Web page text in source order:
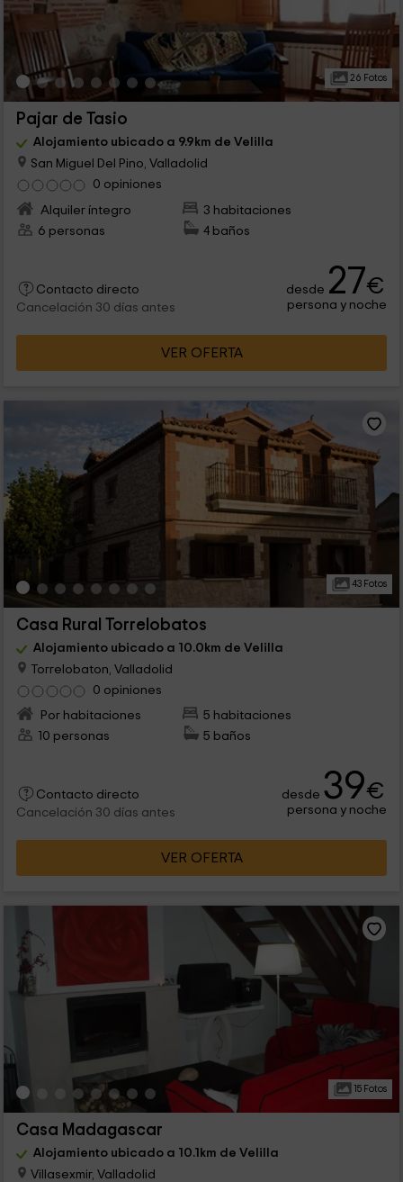
26 Fotos
Pajar de Tasio
Alojamiento ubicado a 9.9km de Velilla
San Miguel Del Pino, Valladolid
0 opiniones
Alquiler íntegro
3 habitaciones
6 personas
4 baños
Contacto directo
Cancelación 30 días antes
desde 27€
persona y noche
VER OFERTA
43 Fotos
Casa Rural Torrelobatos
Alojamiento ubicado a 10.0km de Velilla
Torrelobaton, Valladolid
0 opiniones
Por habitaciones
5 habitaciones
10 personas
5 baños
Contacto directo
Cancelación 30 días antes
desde 39€
persona y noche
VER OFERTA
15 Fotos
Casa Madagascar
Alojamiento ubicado a 10.1km de Velilla
Villasexmir, Valladolid